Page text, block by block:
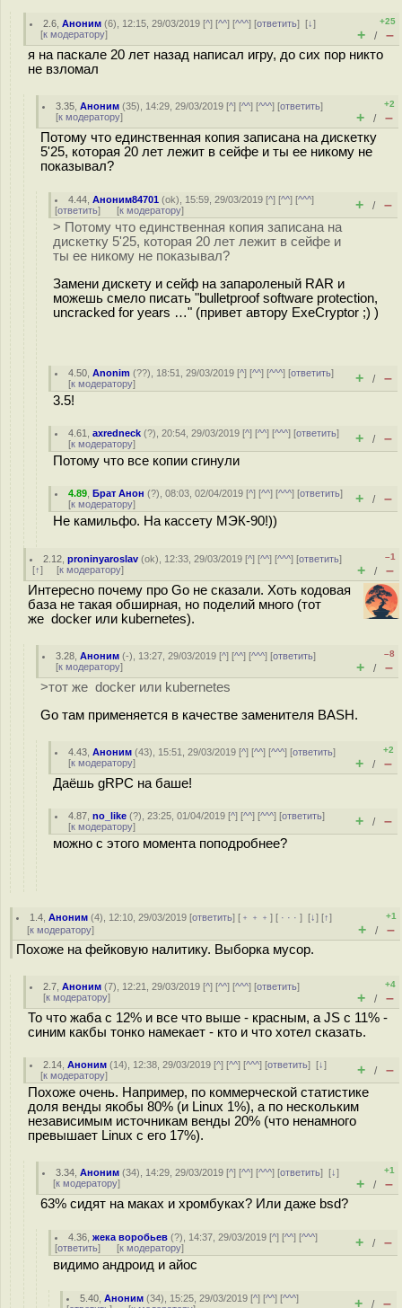
2.6 ,Аноним (6), 12:15, 29/03/2019 [^] [^^] [^^^] [ответить][↓]
[к модератору]
+25
+ / –
я на паскале 20 лет назад написал игру, до сих пор никто
не взломал
3.35 ,Аноним (35), 14:29, 29/03/2019 [^] [^^] [^^^] [ответить]
[к модератору]
+2
+ / –
Потому что единственная копия записана на дискетку
5'25, которая 20 лет лежит в сейфе и ты ее никому не
показывал?
4.44 ,Аноним84701 (ok), 15:59, 29/03/2019 [^] [^^] [^^^]
[ответить] [к модератору] + / –
> Потому что единственная копия записана на
дискетку 5'25, которая 20 лет лежит в сейфе и
ты ее никому не показывал?
Замени дискету и сейф на запароленый RAR и
можешь смело писать "bulletproof software protection,
uncracked for years …" (привет автору ExeCryptor ;) )
4.50 ,Anonim (??), 18:51, 29/03/2019 [^] [^^] [^^^] [ответить]
[к модератору] + / –
3.5!
4.61 ,axredneck (?), 20:54, 29/03/2019 [^] [^^] [^^^] [ответить]
[к модератору] + / –
Потому что все копии сгинули
4.89 ,Брат Анон (?), 08:03, 02/04/2019 [^] [^^] [^^^] [ответить]
[к модератору] + / –
Не камильфо. На кассету МЭК-90!))
2.12 ,proninyaroslav (ok), 12:33, 29/03/2019 [^] [^^] [^^^] [ответить]
[↑] [к модератору]
–1
+ / –
Интересно почему про Go не сказали. Хоть кодовая
база не такая обширная, но поделий много (тот
же docker или kubernetes).
3.28 ,Аноним (-), 13:27, 29/03/2019 [^] [^^] [^^^] [ответить]
[к модератору]
–8
+ / –
>тот же docker или kubernetes
Go там применяется в качестве заменителя BASH.
4.43 ,Аноним (43), 15:51, 29/03/2019 [^] [^^] [^^^] [ответить]
[к модератору]
+2
+ / –
Даёшь gRPC на баше!
4.87 ,no_like (?), 23:25, 01/04/2019 [^] [^^] [^^^] [ответить]
[к модератору] + / –
можно с этого момента поподробнее?
1.4 ,Аноним (4), 12:10, 29/03/2019 [ответить] [ ﹢﹢﹢] [ · · ·][↓] [↑]
[к модератору]
+1
+ / –
Похоже на фейковую налитику. Выборка мусор.
2.7 ,Аноним (7), 12:21, 29/03/2019 [^] [^^] [^^^] [ответить]
[к модератору]
+4
+ / –
То что жаба с 12% и все что выше - красным, а JS с 11% -
синим какбы тонко намекает - кто и что хотел сказать.
2.14 ,Аноним (14), 12:38, 29/03/2019 [^] [^^] [^^^] [ответить][↓]
[к модератору] + / –
Похоже очень. Например, по коммерческой статистике
доля венды якобы 80% (и Linux 1%), а по нескольким
независимым источникам венды 20% (что ненамного
превышает Linux с его 17%).
3.34 ,Аноним (34), 14:29, 29/03/2019 [^] [^^] [^^^] [ответить][↓]
[к модератору]
+1
+ / –
63% сидят на маках и хромбуках? Или даже bsd?
4.36 ,жека воробьев (?), 14:37, 29/03/2019 [^] [^^] [^^^]
[ответить] [к модератору] + / –
видимо андроид и айос
5.40 ,Аноним (34), 15:25, 29/03/2019 [^] [^^] [^^^]
+ / –